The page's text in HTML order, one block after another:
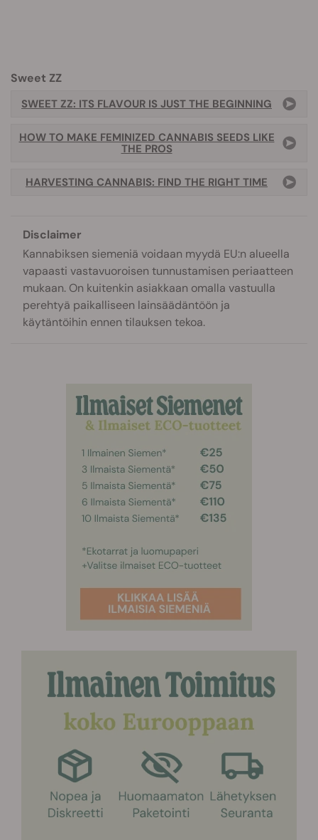
Sweet ZZ
SWEET ZZ: ITS FLAVOUR IS JUST THE BEGINNING
HOW TO MAKE FEMINIZED CANNABIS SEEDS LIKE
THE PROS
HARVESTING CANNABIS: FIND THE RIGHT TIME
Disclaimer
Kannabiksen siemeniä voidaan myydä EU:n alueella
vapaasti vastavuoroisen tunnustamisen periaatteen
mukaan. On kuitenkin asiakkaan omalla vastuulla
perehtyä paikalliseen lainsäädäntöön ja
käytäntöihin ennen tilauksen tekoa.